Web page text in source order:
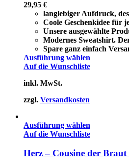
29,95 €
langlebiger Aufdruck,
Coole Geschenkidee für
Unsere ausgewählte
Modernes Sweatshirt.
Spare ganz einfach
Ausführung wählen
Auf die Wunschliste
inkl. MwSt.
zzgl. Versandkosten
Ausführung wählen
Auf die Wunschliste
Herz – Cousine der